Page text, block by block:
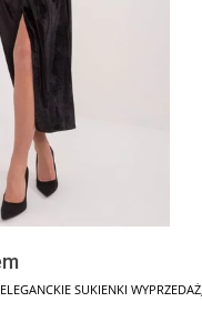
ELEGANCKIE SUKIENKI WYPRZEDAŻ